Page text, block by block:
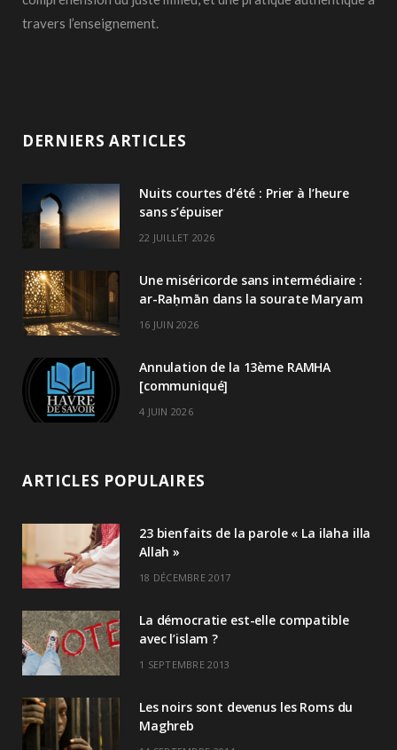
travers l’enseignement.
DERNIERS ARTICLES
Nuits courtes d’été : Prier à l’heure
sans s’épuiser
22 JUILLET 2026
Une miséricorde sans intermédiaire :
ar-Raḥmān dans la sourate Maryam
16 JUIN 2026
Annulation de la 13ème RAMHA
[communiqué]
4 JUIN 2026
ARTICLES POPULAIRES
23 bienfaits de la parole « La ilaha illa
Allah »
18 DÉCEMBRE 2017
La démocratie est-elle compatible
avec l’islam ?
1 SEPTEMBRE 2013
Les noirs sont devenus les Roms du
Maghreb